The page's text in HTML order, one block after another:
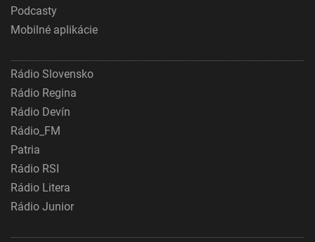
Podcasty
Mobilné aplikácie
Rádio Slovensko
Rádio Regina
Rádio Devín
Rádio_FM
Patria
Rádio RSI
Rádio Litera
Rádio Junior